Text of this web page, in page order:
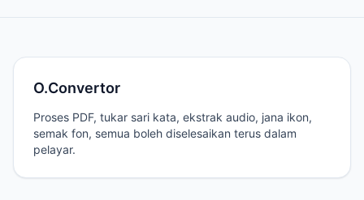
O.Convertor
Proses PDF, tukar sari kata, ekstrak audio, jana ikon,
semak fon, semua boleh diselesaikan terus dalam
pelayar.